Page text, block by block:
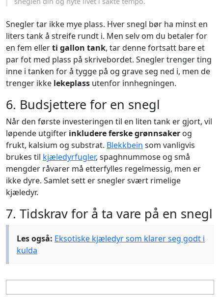
Snegler tar ikke mye plass. Hver snegl bør ha minst en
liters tank å streife rundt i. Men selv om du betaler for
en fem ellerti gallon tank, tar denne fortsatt bare et
par fot med plass på skrivebordet. Snegler trenger ting
inne i tanken for å tygge på og grave seg ned i, men de
trenger ikke lekeplass utenfor innhegningen.
6. Budsjettere for en snegl
Når den første investeringen til en liten tank er gjort, vil
løpende utgifter inkludere ferske grønnsaker og
frukt, kalsium og substrat. Blekkbein som vanligvis
brukes til kjæledyrfugler, spaghnummose og små
mengder råvarer må etterfylles regelmessig, men er
ikke dyre. Samlet sett er snegler svært rimelige
kjæledyr.
7. Tidskrav for å ta vare på en snegl
Les også: Eksotiske kjæledyr som klarer seg godt i
kulda